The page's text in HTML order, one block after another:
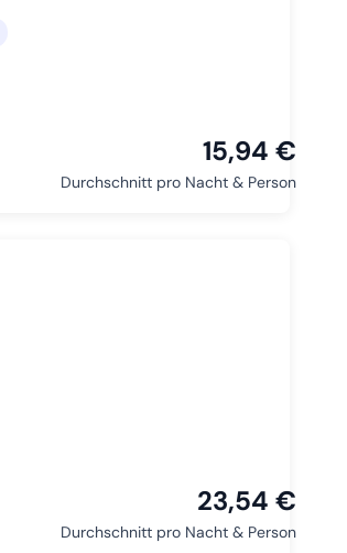
15,94 €
Durchschnitt pro Nacht & Person
23,54 €
Durchschnitt pro Nacht & Person